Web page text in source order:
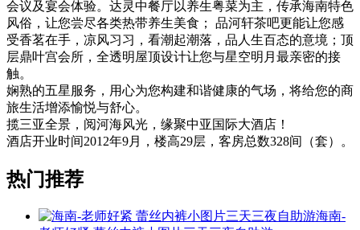
会议及宴会体验。达灵中餐厅以养生粤菜为主，传承海南特色
风俗，让您尝尽各类热带养生美食； 品河轩茶吧更能让您感
受香茗在手，凉风习习，看潮起潮落，品人生百态的意境；顶
层鼎叶宫会所，全透明屋顶设计让您与星空明月最亲密的接
触。
娴熟的五星服务，用心为您构建和谐健康的气场，将给您的商
旅生活增添愉悦与舒心。
揽三亚全景，阅河海风光，缘聚中亚国际大酒店！
酒店开业时间2012年9月，楼高29层，客房总数328间（套）。
热门推荐
海南-